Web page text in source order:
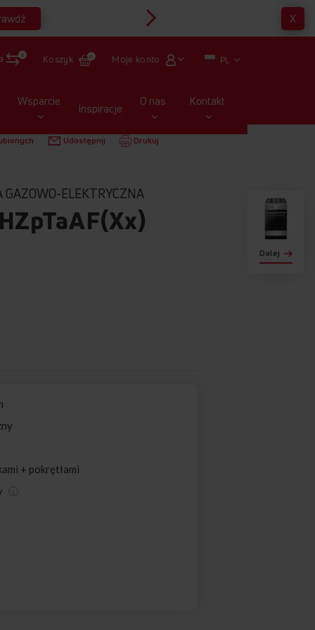
X
0 Koszyk 0 Moje konto PL
Wsparcie Inspiracje O nas Kontakt
Dalej
GAZOWO-ELEKTRYCZNE 6117GET3.33HZPTAAF(XX)
Udostępnij Drukuj
ELEKTRYCZNA
+ pokrętłami